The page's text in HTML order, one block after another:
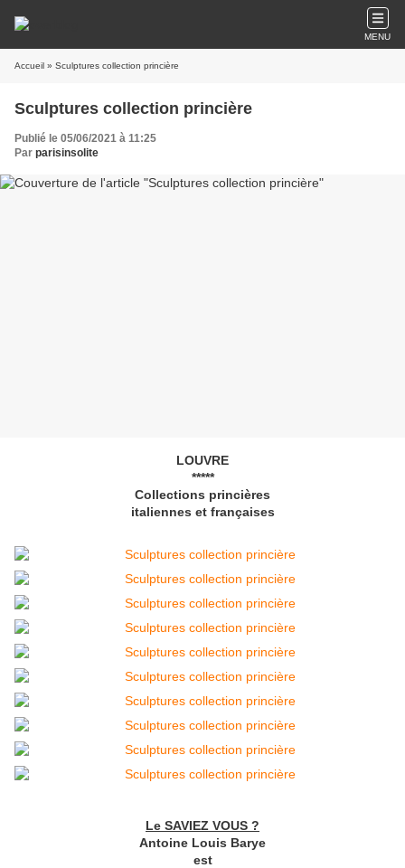
MENU
Accueil » Sculptures collection princière
Sculptures collection princière
Publié le 05/06/2021 à 11:25
Par parisinsolite
LOUVRE
*****
Collections princières
italiennes et françaises
Le SAVIEZ VOUS ?
Antoine Louis Barye
est